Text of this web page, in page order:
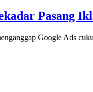
Pasang
Google Ads